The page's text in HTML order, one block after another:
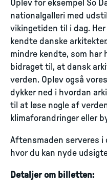
Oplev for eksempel So
nationalgalleri med
vikingetiden til i dag.
kendte danske
mindre kendte, som
bidraget til, at dansk
verden. Oplev også
dykker ned i hvordan
til at løse nogle af
klimaforandringer eller
Aftensmaden serveres i
hvor du kan nyde
Detaljer om billetten: